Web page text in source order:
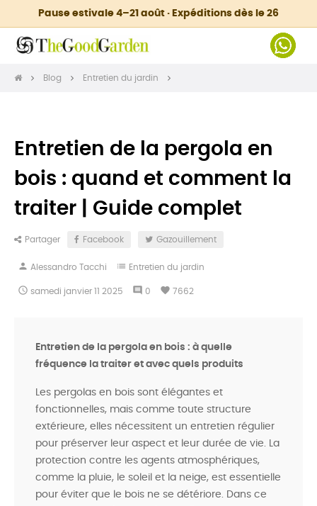
Pause estivale 4–21 août · Expéditions dès le 26
Blog Entretien du jardin
Entretien de la pergola en
bois : quand et comment la
traiter | Guide complet
Partager Facebook Gazouillement
person Alessandro Tacchi list Entretien du jardin
 samedi janvier 11 2025 comment 0 favorite 7662
Entretien de la pergola en bois : à quelle
fréquence la traiter et avec quels produits
Les pergolas en bois sont élégantes et
fonctionnelles, mais comme toute structure
extérieure, elles nécessitent un entretien régulier
pour préserver leur aspect et leur durée de vie. La
protection contre les agents atmosphériques,
comme la pluie, le soleil et la neige, est essentielle
pour éviter que le bois ne se détériore. Dans ce